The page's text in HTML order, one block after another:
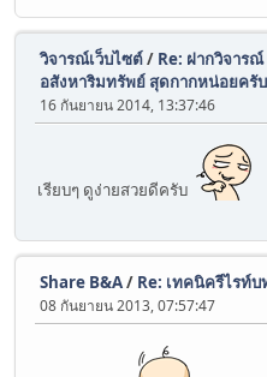
วิจารณ์เว็บไซต์/ Re: ฝากวิจาร
อสังหาริมทรัพย์ สุดกากหน่อยครับ
16 กันยายน 2014, 13:37:46
เรียบๆ ดูง่ายสวยดีครับ
Share B&A/ Re: เทคนิครีไรท์
08 กันยายน 2013, 07:57:47